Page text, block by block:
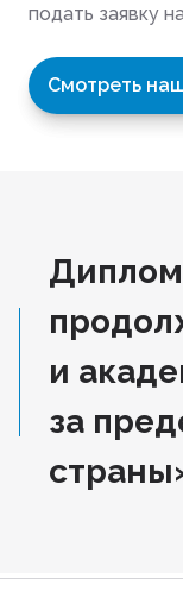
подать заявку
Смотреть
и
за